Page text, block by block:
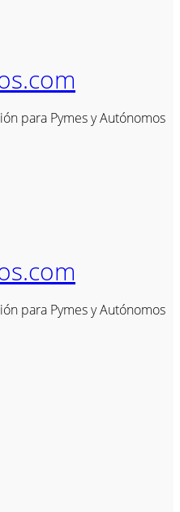
para Pymes y Autónomos
para Pymes y Autónomos